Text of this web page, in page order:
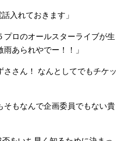
入れておきます」
プロのオールスターライブが生
あられやでー！！」
ささん！ なんとしてでもチケッ
そもなんで企画委員でもない貴